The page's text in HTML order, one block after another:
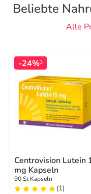
Beliebte
Alle
-24%3
Centrovision Lutein
mg Kapseln
90 St Kapseln
(1)